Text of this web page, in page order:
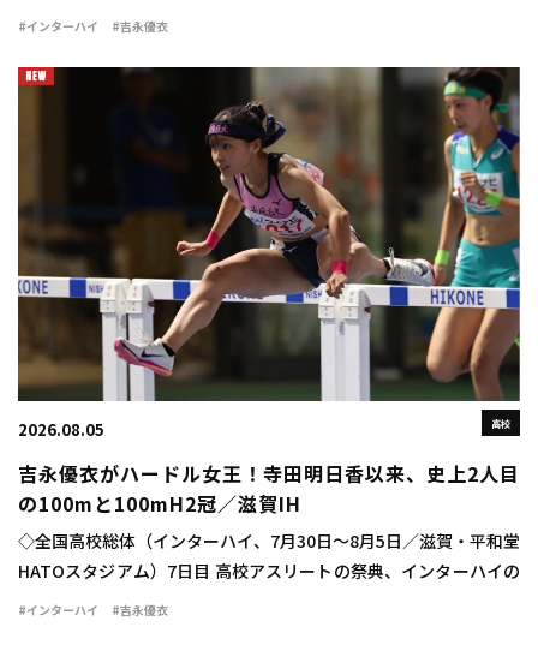
最終日に女子100mハードル決勝が行われ、吉永優衣（長崎日大
#インターハイ #吉永優衣
高校
2026.08.05
吉永優衣がハードル女王！寺田明日香以来、史上2人目
の100mと100mH2冠／滋賀IH
◇全国高校総体（インターハイ、7月30日～8月5日／滋賀・平和堂
HATOスタジアム）7日目 高校アスリートの祭典、インターハイの
最終日に女子100mハードル決勝が行われ、吉永優衣（長崎日大
#インターハイ #吉永優衣